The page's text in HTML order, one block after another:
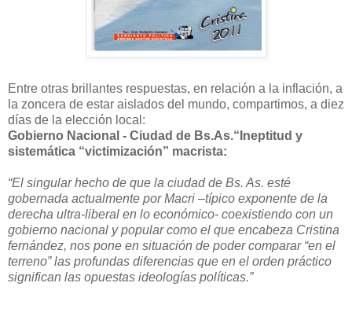
Entre otras brillantes respuestas, en relación a la inflación, a
la zoncera de estar aislados del mundo, compartimos, a diez
días de la elección local:
Gobierno Nacional - Ciudad de Bs.As.“Ineptitud y
sistemática “victimización” macrista:
“El singular hecho de que la ciudad de Bs. As. esté
gobernada actualmente por Macri –típico exponente de la
derecha ultra-liberal en lo económico- coexistiendo con un
gobierno nacional y popular como el que encabeza Cristina
fernández, nos pone en situación de poder comparar “en el
terreno” las profundas diferencias que en el orden práctico
significan las opuestas ideologías políticas.”